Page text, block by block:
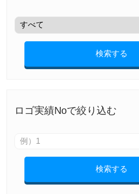
検索する
ロゴ実績Noで絞り込む
検索する